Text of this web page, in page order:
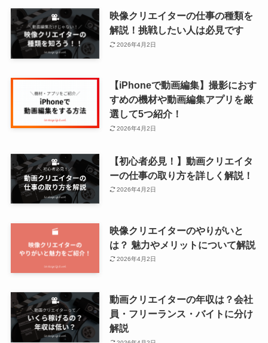
映像クリエイターの仕事の種類を
解説！挑戦したい人は必見です
2026年4月2日
【iPhoneで動画編集】撮影におす
すめの機材や動画編集アプリを厳
選して5つ紹介！
2026年4月2日
【初心者必見！】動画クリエイタ
ーの仕事の取り方を詳しく解説！
2026年4月2日
映像クリエイターのやりがいと
は？ 魅力やメリットについて解説
2026年4月2日
動画クリエイターの年収は？会社
員・フリーランス・バイトに分け
解説